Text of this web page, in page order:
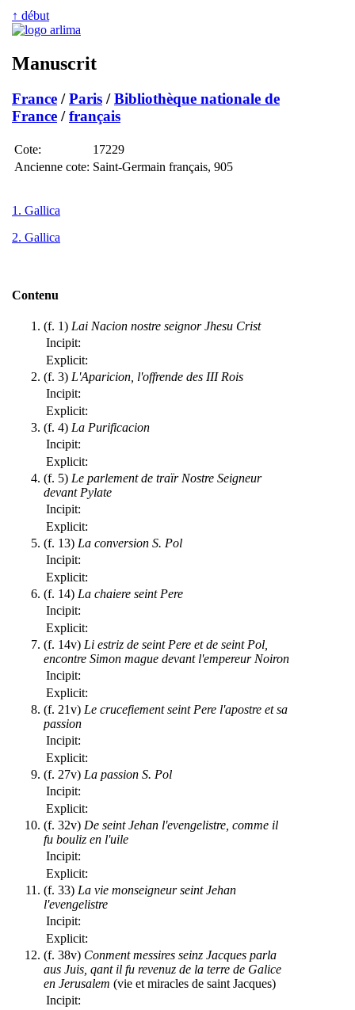
↑ début
Manuscrit
France /Paris /Bibliothèque nationale de
France /français
Cote:
17229
Ancienne cote: Saint-Germain français, 905
1. Gallica
2. Gallica
Contenu
(f. 1) Lai Nacion nostre seignor Jhesu Crist
Incipit:
Explicit:
(f. 3) L'Aparicion, l'offrende des III Rois
Incipit:
Explicit:
(f. 4) La Purificacion
Incipit:
Explicit:
(f. 5) Le parlement de traïr Nostre Seigneur
devant Pylate
Incipit:
Explicit:
(f. 13) La conversion S. Pol
Incipit:
Explicit:
(f. 14) La chaiere seint Pere
Incipit:
Explicit:
(f. 14v) Li estriz de seint Pere et de seint Pol,
encontre Simon mague devant l'empereur Noiron
Incipit:
Explicit:
(f. 21v) Le crucefiement seint Pere l'apostre et sa
passion
Incipit:
Explicit:
(f. 27v) La passion S. Pol
Incipit:
Explicit:
(f. 32v) De seint Jehan l'evengelistre, comme il
fu bouliz en l'uile
Incipit:
Explicit:
(f. 33) La vie monseigneur seint Jehan
l'evengelistre
Incipit:
Explicit:
(f. 38v) Conment messires seinz Jacques parla
aus Juis, qant il fu revenuz de la terre de Galice
en Jerusalem (vie et miracles de saint Jacques)
Incipit: